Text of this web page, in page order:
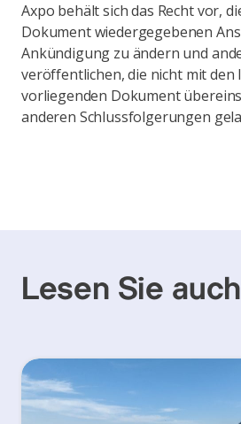
Axpo behält sich das Recht vor,
Dokument wiedergegebenen
Ankündigung zu ändern und
veröffentlichen, die nicht mit
vorliegenden Dokument
anderen Schlussfolgerungen
Lesen Sie auch